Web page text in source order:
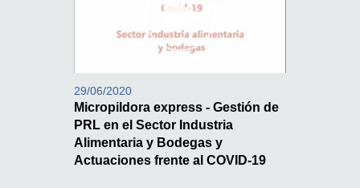
29/06/2020
Micropildora express - Gestión de
PRL en el Sector Industria
Alimentaria y Bodegas y
Actuaciones frente al COVID-19